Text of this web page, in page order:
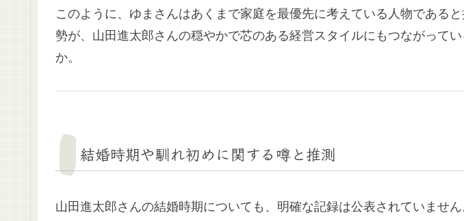
このように、ゆまさんはあくまで家庭を最優先に考えている人物である
勢が、山田進太郎さんの穏やかで芯のある経営スタイルにもつながって
か。
結婚時期や馴れ初めに関する噂と推測
山田進太郎さんの結婚時期についても、明確な記録は公表されていませ